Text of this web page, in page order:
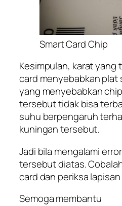
Smart Card Chip
Kesimpulan, karat yang
card menyebabkan plat
yang menyebabkan
tersebut tidak bisa
suhu berpengaruh
kuningan tersebut.
Jadi bila mengalami
tersebut diatas.
card dan periksa
Semoga membantu